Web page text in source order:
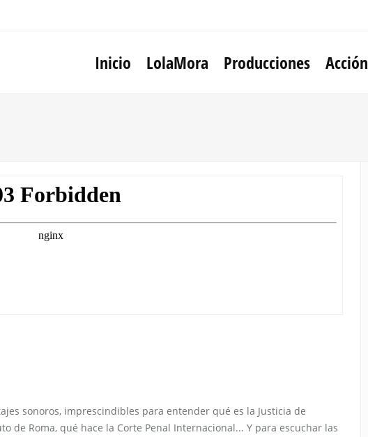
Inicio LolaMora Producciones Acción
sonoros, imprescindibles para entender qué es la Justicia de
de Roma, qué hace la Corte Penal Internacional... Y para escuchar las